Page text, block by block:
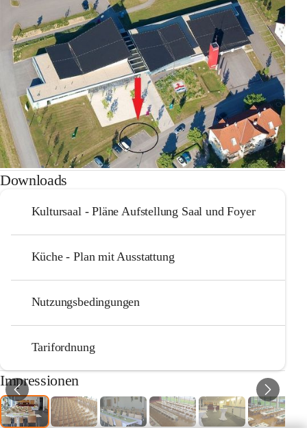
Downloads
Kultursaal - Pläne Aufstellung Saal und Foyer
Küche - Plan mit Ausstattung
Nutzungsbedingungen
Tarifordnung
Impressionen